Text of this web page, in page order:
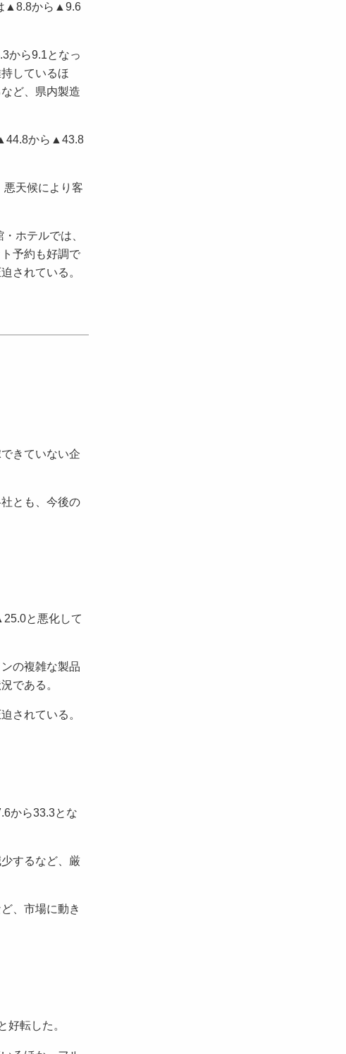
▲8.8から▲9.6
から9.1となっ
しているほ
ど、県内製造
から▲43.8
天候により客
ホテルでは、
予約も好調で
されている。
きていない企
とも、今後の
と悪化して
の複雑な製品
である。
されている。
から33.3とな
するなど、厳
、市場に動き
転した。